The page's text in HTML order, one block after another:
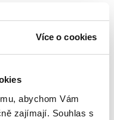
Více o cookies
abychom Vám
zajímají. Souhlas s